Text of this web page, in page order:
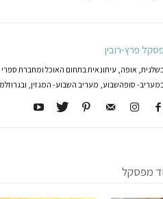
פסקל פרץ-רובין
אופה, עיתונאית בתחום האוכל ומחברת
סופהשבוע, מעריב השבוע- המגזין,
מפסקל